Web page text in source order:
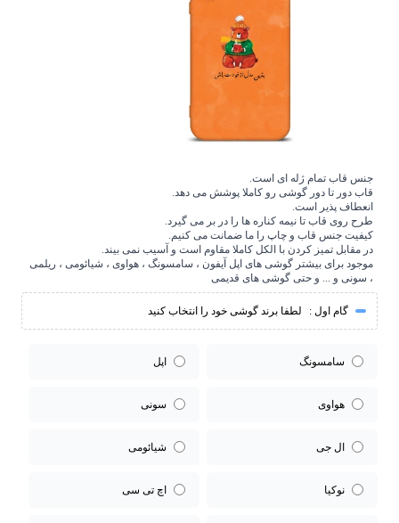
جنس قاب تمام ژله ای است.
قاب دور تا دور گوشی رو کاملا پوشش می دهد.
انعطاف پذیر است.
طرح روی قاب تا نیمه کناره ها را در بر می گیرد.
کیفیت جنس قاب و چاپ را ما ضمانت می کنیم.
در مقابل تمیز کردن با الکل کاملا مقاوم است و آسیب نمی بیند.
موجود برای بیشتر گوشی های اپل آیفون ، سامسونگ ، هواوی ، شیائومی ، ریلمی
، سونی و ... و حتی گوشی های قدیمی
گام اول : لطفا برند گوشی خود را انتخاب کنید
سامسونگ اپل
هواوی سونی
ال جی شیائومی
نوکیا اچ تی سی